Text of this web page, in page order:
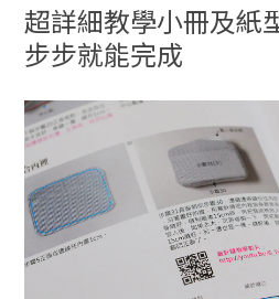
超詳細教學小冊及紙
步步就能完成